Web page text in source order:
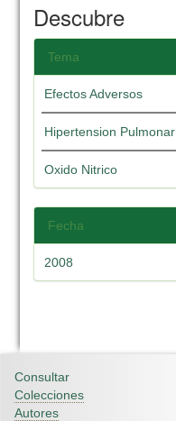
Descubre
Tema
Efectos Adversos
Hipertension Pulmonar
Oxido Nitrico
Fecha
2008
Consultar
Colecciones
Autores